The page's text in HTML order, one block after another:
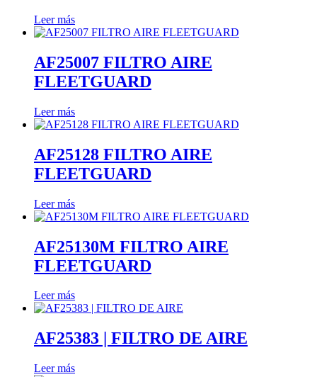
Leer más
AF25007 FILTRO AIRE
FLEETGUARD
Leer más
AF25128 FILTRO AIRE
FLEETGUARD
Leer más
AF25130M FILTRO AIRE
FLEETGUARD
Leer más
AF25383 | FILTRO DE AIRE
Leer más